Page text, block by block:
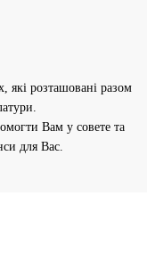
які розташовані разом
Вам у совете та
для Вас.